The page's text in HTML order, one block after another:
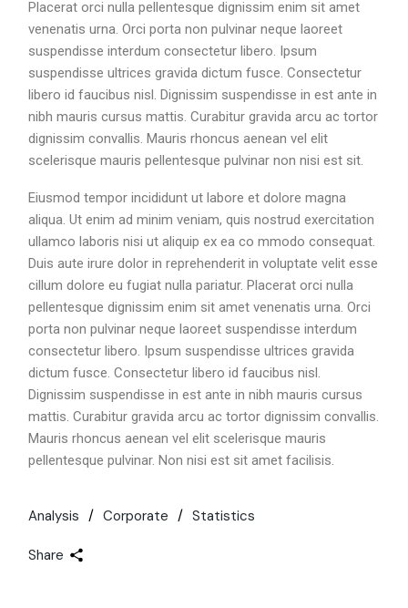
Placerat orci nulla pellentesque dignissim enim sit amet
venenatis urna. Orci porta non pulvinar neque laoreet
suspendisse interdum consectetur libero. Ipsum
suspendisse ultrices gravida dictum fusce. Consectetur
libero id faucibus nisl. Dignissim suspendisse in est ante in
nibh mauris cursus mattis. Curabitur gravida arcu ac tortor
dignissim convallis. Mauris rhoncus aenean vel elit
scelerisque mauris pellentesque pulvinar non nisi est sit.
Eiusmod tempor incididunt ut labore et dolore magna
aliqua. Ut enim ad minim veniam, quis nostrud exercitation
ullamco laboris nisi ut aliquip ex ea co mmodo consequat.
Duis aute irure dolor in reprehenderit in voluptate velit esse
cillum dolore eu fugiat nulla pariatur. Placerat orci nulla
pellentesque dignissim enim sit amet venenatis urna. Orci
porta non pulvinar neque laoreet suspendisse interdum
consectetur libero. Ipsum suspendisse ultrices gravida
dictum fusce. Consectetur libero id faucibus nisl.
Dignissim suspendisse in est ante in nibh mauris cursus
mattis. Curabitur gravida arcu ac tortor dignissim convallis.
Mauris rhoncus aenean vel elit scelerisque mauris
pellentesque pulvinar. Non nisi est sit amet facilisis.
Analysis Corporate Statistics
Share